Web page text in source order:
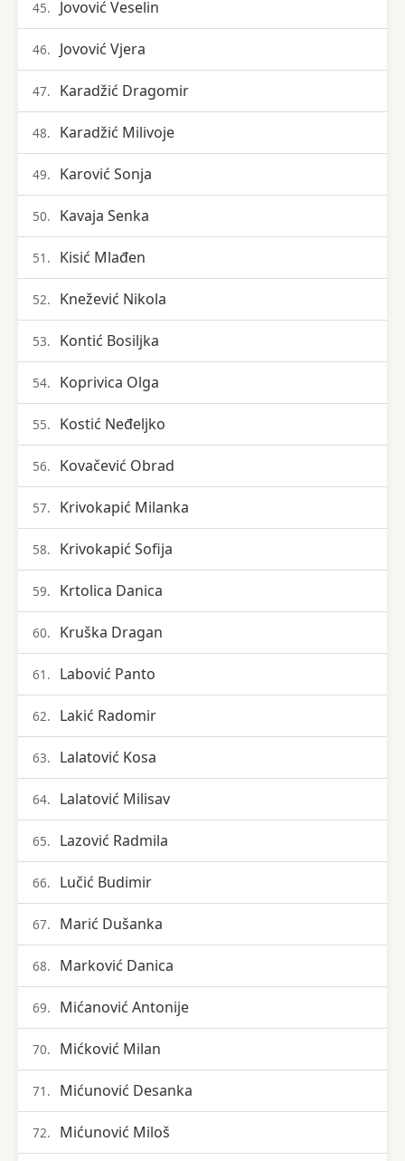
45. Jovović Veselin
46. Jovović Vjera
47. Karadžić Dragomir
48. Karadžić Milivoje
49. Karović Sonja
50. Kavaja Senka
51. Kisić Mlađen
52. Knežević Nikola
53. Kontić Bosiljka
54. Koprivica Olga
55. Kostić Neđeljko
56. Kovačević Obrad
57. Krivokapić Milanka
58. Krivokapić Sofija
59. Krtolica Danica
60. Kruška Dragan
61. Labović Panto
62. Lakić Radomir
63. Lalatović Kosa
64. Lalatović Milisav
65. Lazović Radmila
66. Lučić Budimir
67. Marić Dušanka
68. Marković Danica
69. Mićanović Antonije
70. Mićković Milan
71. Mićunović Desanka
72. Mićunović Miloš